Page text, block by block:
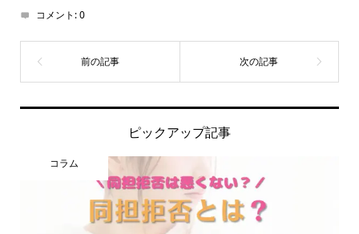
コメント:0
ピックアップ記事
コラム